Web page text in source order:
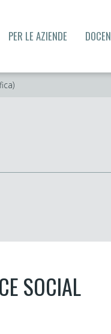
PER LE AZIENDE
SOCIAL